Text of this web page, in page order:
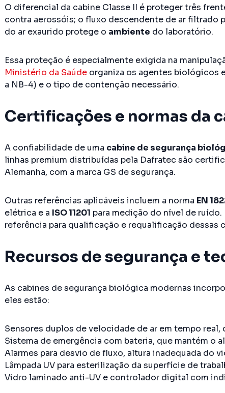
O diferencial da cabine Classe II é proteger três
contra aerossóis; o fluxo descendente de ar filtrado
do ar exaurido protege o ambiente do laboratório.
Essa proteção é especialmente exigida na
Ministério da Saúde organiza os agentes biológicos
a NB-4) e o tipo de contenção necessário.
Certificações e normas da
A confiabilidade de uma cabine de segurança
linhas premium distribuídas pela Dafratec são
Alemanha, com a marca GS de segurança.
Outras referências aplicáveis incluem a norma EN
elétrica e a ISO 11201 para medição do nível de ruído.
referência para qualificação e requalificação dessas
Recursos de segurança e
As cabines de segurança biológica modernas
eles estão:
Sensores duplos de velocidade de ar em tempo
Sistema de emergência com bateria, que mantém o
Alarmes para desvio de fluxo, altura inadequada do
Lâmpada UV para esterilização da superfície de
Vidro laminado anti-UV e controlador digital com